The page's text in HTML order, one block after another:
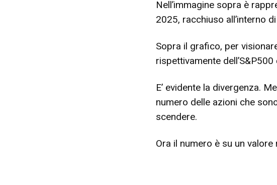
Nell’immagine sopra è
2025, racchiuso all’interno
Sopra il grafico, per
rispettivamente
E’ evidente la divergenza.
numero delle azioni che
scendere.
Ora il numero è su un